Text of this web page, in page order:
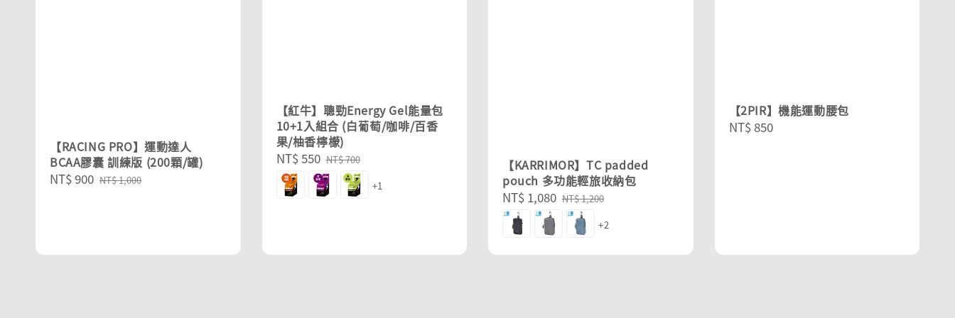
【RACING PRO】運動達人
BCAA膠囊 訓練版 (200顆/罐)
Sale
NT$ 900 Regular
NT$ 1,000
【紅牛】聰勁Energy Gel能量包
10+1入組合 (白葡萄/咖啡/百香
果/柚香檸檬)
Sale
price
NT$ 550 Regular
price
NT$ 700
+1
【KARRIMOR】TC padded
pouch 多功能輕旅收納包
Sale
price
NT$ 1,080 Regular
price
NT$ 1,200
+2
【2PIR】機能運動腰包
Regular
NT$ 850